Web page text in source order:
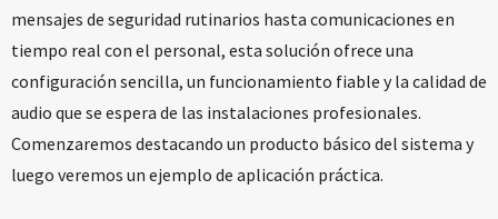
mensajes de seguridad rutinarios hasta comunicaciones en
tiempo real con el personal, esta solución ofrece una
configuración sencilla, un funcionamiento fiable y la calidad de
audio que se espera de las instalaciones profesionales.
Comenzaremos destacando un producto básico del sistema y
luego veremos un ejemplo de aplicación práctica.